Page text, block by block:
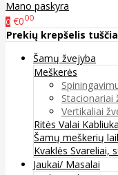
Mano paskyra
0 €000
Prekių krepšelis
Šamų žvejyba
Meškerės
Stacionariai
Vertikaliai
Ritės Valai
Šamų meškerių
Kvaklės Svareliai,
Jaukai/ Masalai